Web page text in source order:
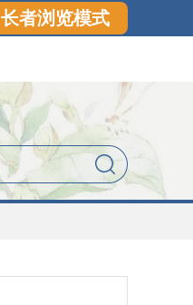
长者浏览模式